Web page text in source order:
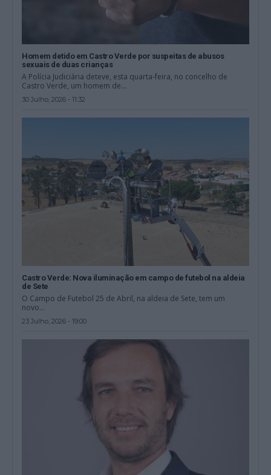
Homem detido em Castro Verde por suspeitas de abusos
sexuais de duas crianças
A Polícia Judiciária deteve, esta quarta-feira, no concelho de
Castro Verde, um homem de...
30 Julho, 2026 - 11:32
Castro Verde: Nova iluminação em campo de futebol na aldeia
de Sete
O Campo de Futebol 25 de Abril, na aldeia de Sete, tem um
novo...
23 Julho, 2026 - 19:00